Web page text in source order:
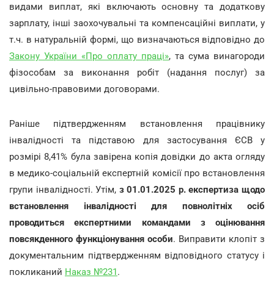
видами виплат, які включають основну та додаткову
зарплату, інші заохочувальні та компенсаційні виплати, у
т.ч. в натуральній формі, що визначаються відповідно до
Закону України «Про оплату праці», та сума винагороди
фізособам за виконання робіт (надання послуг) за
цивільно-правовими договорами.
Раніше підтвердженням встановлення працівнику
інвалідності та підставою для застосування ЄСВ у
розмірі 8,41% була завірена копія довідки до акта огляду
в медико-соціальній експертній комісії про встановлення
групи інвалідності. Утім, з 01.01.2025 р. експертиза щодо
встановлення інвалідності для повнолітніх осіб
проводиться експертними командами з оцінювання
повсякденного функціонування особи. Виправити клопіт з
документальним підтвердженням відповідного статусу і
покликаний Наказ №231.